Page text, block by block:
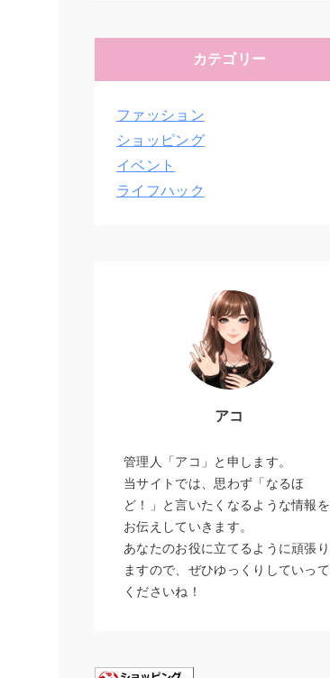
カテゴリー
ファッション
ショッピング
イベント
ライフハック
アコ
管理人「アコ」と申します。
当サイトでは、思わず「なるほ
ど！」と言いたくなるような情報を
お伝えしていきます。
あなたのお役に立てるように頑張り
ますので、ぜひゆっくりしていって
くださいね！